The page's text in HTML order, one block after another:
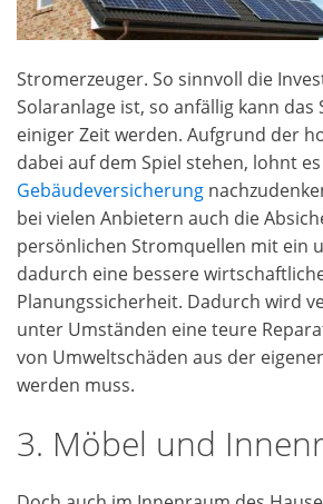
Stromerzeuger. So sinnvoll die
Solaranlage ist, so anfällig kann das
einiger Zeit werden. Aufgrund der
dabei auf dem Spiel stehen, lohnt
Gebäudeversicherung
bei vielen Anbietern auch die
persönlichen Stromquellen mit ein
dadurch eine bessere
Planungssicherheit. Dadurch wird
unter Umständen eine teure
von Umweltschäden aus der
werden muss.
3. Möbel und